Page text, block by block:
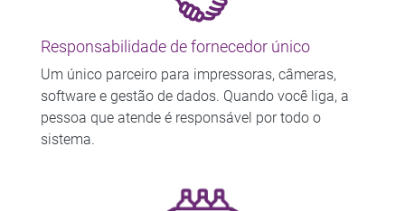
Responsabilidade de fornecedor único
Um único parceiro para impressoras, câmeras,
software e gestão de dados. Quando você liga, a
pessoa que atende é responsável por todo o
sistema.